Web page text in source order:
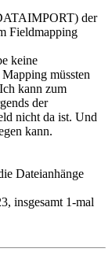
der
Fieldmapping
keine
müssten
kann zum
der
nicht da ist. Und
kann.
Dateianhänge
insgesamt 1-mal